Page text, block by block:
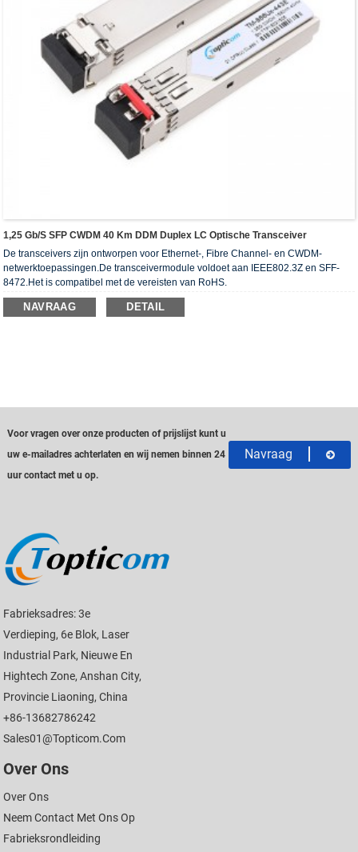
1,25 Gb/s SFP CWDM 40 Km DDM Duplex LC Optische Transceiver
De transceivers zijn ontworpen voor Ethernet-, Fibre Channel- en CWDM-
netwerktoepassingen.De transceivermodule voldoet aan IEEE802.3Z en SFF-
8472.Het is compatibel met de vereisten van RoHS.
NAVRAAG DETAIL
Voor vragen over onze producten of prijslijst kunt u
uw e-mailadres achterlaten en wij nemen binnen 24
uur contact met u op.
Navraag
Fabrieksadres: 3e
Verdieping, 6e Blok, Laser
Industrial Park, Nieuwe En
Hightech Zone, Anshan City,
Provincie Liaoning, China
+86-13682786242
Sales01@topticom.com
Over Ons
Over Ons
Neem Contact Met Ons Op
Fabrieksrondleiding